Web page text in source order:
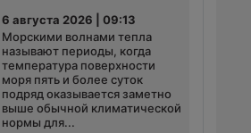
6 августа 2026 | 09:13
Морскими волнами тепла
называют периоды, когда
температура поверхности
моря пять и более суток
подряд оказывается заметно
выше обычной климатической
нормы для...